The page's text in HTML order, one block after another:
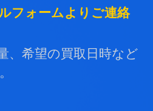
フォームよりご連絡
、希望の買取日時など